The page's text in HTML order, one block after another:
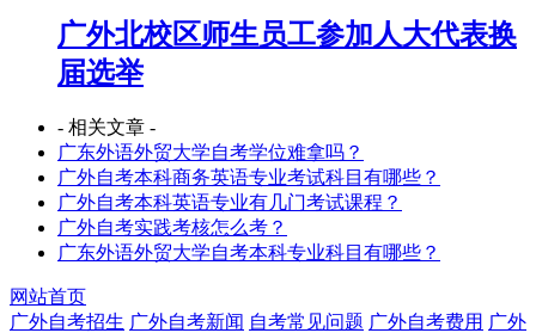
广外北校区师生员工参加人大代表换
届选举
- 相关文章 -
广东外语外贸大学自考学位难拿吗？
广外自考本科商务英语专业考试科目有哪些？
广外自考本科英语专业有几门考试课程？
广外自考实践考核怎么考？
广东外语外贸大学自考本科专业科目有哪些？
网站首页
广外自考招生 广外自考新闻 自考常见问题 广外自考费用 广外